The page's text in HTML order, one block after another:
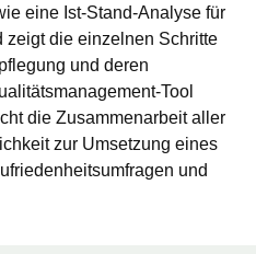
eine Ist-Stand-Analyse für
zeigt die einzelnen Schritte
und deren
Tool
die Zusammenarbeit aller
zur Umsetzung eines
und